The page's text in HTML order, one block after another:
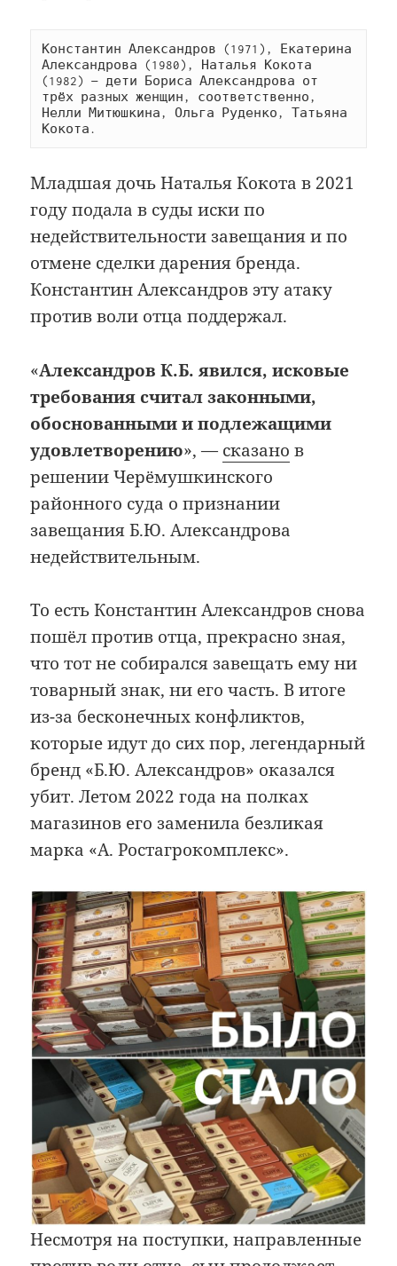
Константин Александров (1971), Екатерина
Александрова (1980), Наталья Кокота
(1982) — дети Бориса Александрова от
трёх разных женщин, соответственно,
Нелли Митюшкина, Ольга Руденко, Татьяна
Кокота.
Младшая дочь Наталья Кокота в 2021
году подала в суды иски по
недействительности завещания и по
отмене сделки дарения бренда.
Константин Александров эту атаку
против воли отца поддержал.
«Александров К.Б. явился, исковые
требования считал законными,
обоснованными и подлежащими
удовлетворению», — сказано в
решении Черёмушкинского
районного суда о признании
завещания Б.Ю. Александрова
недействительным.
То есть Константин Александров снова
пошёл против отца, прекрасно зная,
что тот не собирался завещать ему ни
товарный знак, ни его часть. В итоге
из-за бесконечных конфликтов,
которые идут до сих пор, легендарный
бренд «Б.Ю. Александров» оказался
убит. Летом 2022 года на полках
магазинов его заменила безликая
марка «А. Ростагрокомплекс».
Несмотря на поступки, направленные